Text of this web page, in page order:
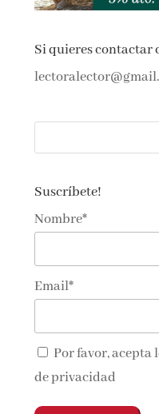
Si quieres contactar
Suscríbete!
Nombre*
Email*
Por favor, acepta
de privacidad